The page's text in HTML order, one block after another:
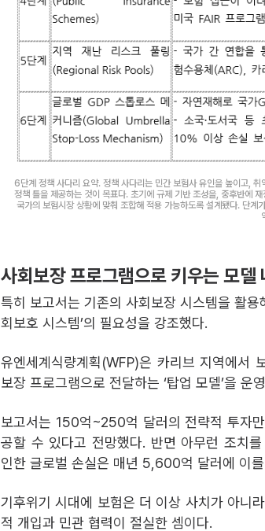
6단계 정책 사다리 요약. 정책 사다리는 민간 보험사 유인을 높이고,
정책 틀을 제공하는 것이 목표다. 초기에 규제 기반 조성을, 중후반에
국가의 보험시장 상황에 맞춰 조합해 적용 가능하도록 설계됐다. 단
사회보장 프로그램으로 키우는 모델
특히 보고서는 기존의 사회보장 시스템을 활
회보호 시스템’의 필요성을 강조했다.
유엔세계식량계획(WFP)은 카리브 지역에서
보장 프로그램으로 전달하는 ‘탑업 모델’을 운
보고서는 150억~250억 달러의 전략적 투자
공할 수 있다고 전망했다. 반면 아무런 조치
인한 글로벌 손실은 매년 5,600억 달러에 이
기후위기 시대에 보험은 더 이상 사치가 아니
적 개입과 민관 협력이 절실한 셈이다.